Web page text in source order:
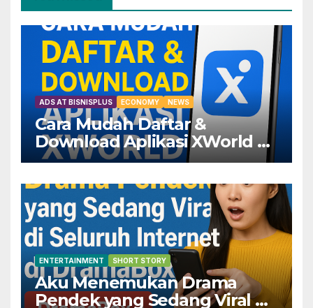
ADS AT BISNISPLUS ECONOMY NEWS
Cara Mudah Daftar &
Download Aplikasi XWorld —
Dapatkan Keuntungannya
ENTERTAINMENT SHORT STORY
Aku Menemukan Drama
Pendek yang Sedang Viral di